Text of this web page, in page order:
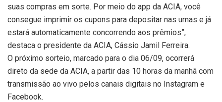
suas compras em sorte. Por meio do app da ACIA, você
consegue imprimir os cupons para depositar nas urnas e já
estará automaticamente concorrendo aos prêmios”,
destaca o presidente da ACIA, Cássio Jamil Ferreira.
O próximo sorteio, marcado para o dia 06/09, ocorrerá
direto da sede da ACIA, a partir das 10 horas da manhã com
transmissão ao vivo pelos canais digitais no Instagram e
Facebook.